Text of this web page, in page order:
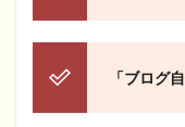
「ブログ